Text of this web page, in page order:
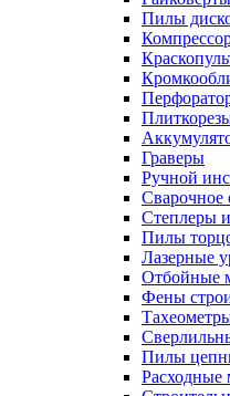
Пилы
Граверы
Ручной
Сварочное
Степлеры
Пилы
Лазерные
Отбойные
Фены
Пилы
Расходные